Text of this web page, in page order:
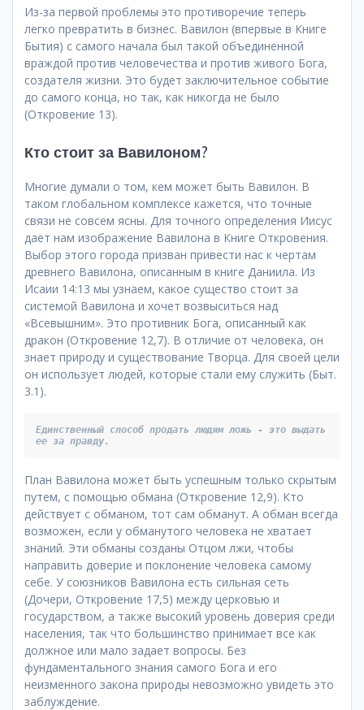
Из-за первой проблемы это противоречие теперь
легко превратить в бизнес. Вавилон (впервые в Книге
Бытия) с самого начала был такой объединенной
враждой против человечества и против живого Бога,
создателя жизни. Это будет заключительное событие
до самого конца, но так, как никогда не было
(Откровение 13).
Кто стоит за Вавилоном?
Многие думали о том, кем может быть Вавилон. В
таком глобальном комплексе кажется, что точные
связи не совсем ясны. Для точного определения Иисус
дает нам изображение Вавилона в Книге Откровения.
Выбор этого города призван привести нас к чертам
древнего Вавилона, описанным в книге Даниила. Из
Исаии 14:13 мы узнаем, какое существо стоит за
системой Вавилона и хочет возвыситься над
«Всевышним». Это противник Бога, описанный как
дракон (Откровение 12,7). В отличие от человека, он
знает природу и существование Творца. Для своей цели
он использует людей, которые стали ему служить (Быт.
3.1).
Единственный способ продать людям ложь - это выдать
ее за правду.
План Вавилона может быть успешным только скрытым
путем, с помощью обмана (Откровение 12,9). Кто
действует с обманом, тот сам обманут. А обман всегда
возможен, если у обманутого человека не хватает
знаний. Эти обманы созданы Отцом лжи, чтобы
направить доверие и поклонение человека самому
себе. У союзников Вавилона есть сильная сеть
(Дочери, Откровение 17,5) между церковью и
государством, а также высокий уровень доверия среди
населения, так что большинство принимает все как
должное или мало задает вопросы. Без
фундаментального знания самого Бога и его
неизменного закона природы невозможно увидеть это
заблуждение.